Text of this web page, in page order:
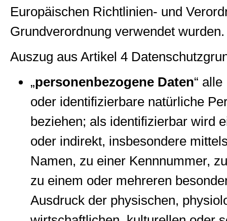
Europäischen Richtlinien- und
Grundverordnung verwendet wurden.
Auszug aus Artikel 4
„personenbezogene Daten“
oder identifizierbare natürliche
beziehen; als identifizierbar wird
oder indirekt, insbesondere
Namen, zu einer Kennnummer,
zu einem oder mehreren
Ausdruck der physischen,